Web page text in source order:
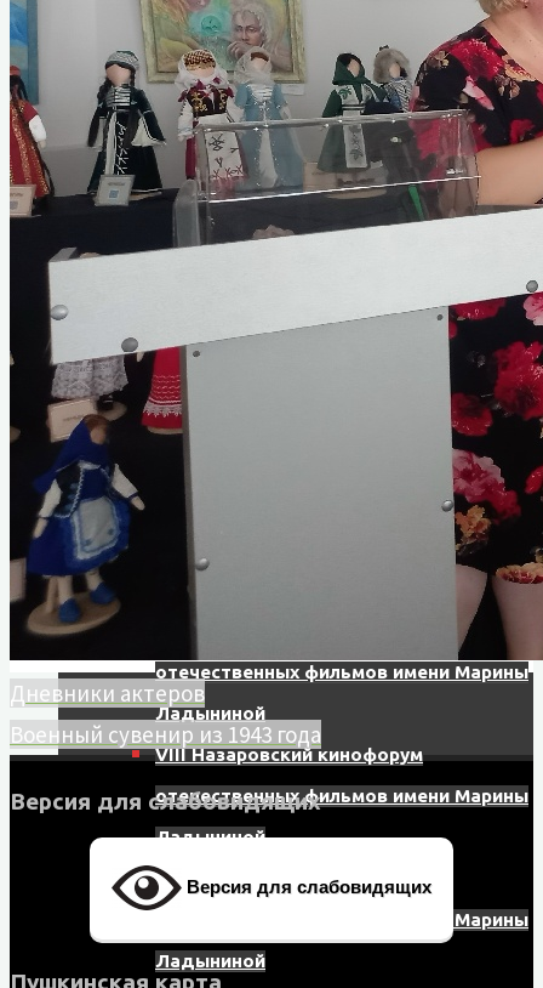
II Назаровский кинофорум
отечественных фильмов имени Марины
Ладыниной
III Назаровский кинофорум
отечественных фильмов имени Марины
Ладыниной
отечественных фильмов имени Марины
Ладыниной
V Назаровский кинофорум
отечественных фильмов имени Марины
отечественных фильмов имени Марины
Ладыниной
отечественных фильмов имени Марины
Ладыниной
VIII Назаровский кинофорум
отечественных фильмов имени Марины
Ладыниной
IX Назаровский кинофорум
отечественных фильмов имени Марины
Ладыниной
Дневники актеров
Военный сувенир из 1943 года
Версия для слабовидящих
Версия для слабовидящих
Пушкинская карта